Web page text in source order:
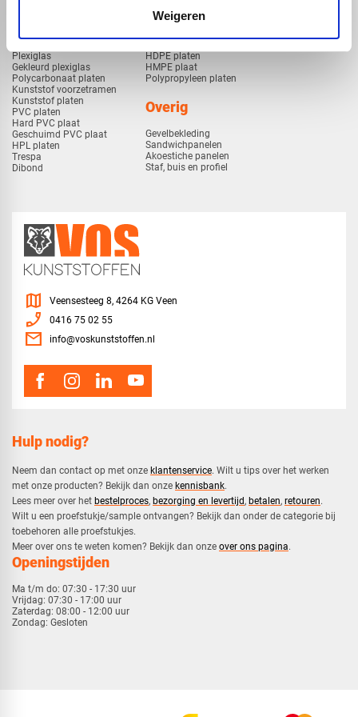
Weigeren
Plexiglas
Gekleurd plexiglas
Polycarbonaat platen
Kunststof voorzetramen
Kunststof platen
PVC platen
Hard PVC plaat
Geschuimd PVC plaat
HPL platen
Trespa
Dibond
HDPE platen
HMPE plaat
Polypropyleen platen
Overig
Gevelbekleding
Sandwichpanelen
Akoestiche panelen
Staf, buis en profiel
Hulp nodig?
Neem dan contact op met onze klantenservice. Wilt u tips over het werken
met onze producten? Bekijk dan onze kennisbank.
​Lees meer over het bestelproces, bezorging en levertijd, betalen, retouren.​
​Wilt u een proefstukje/sample ontvangen? Bekijk dan onder de categorie bij
toebehoren alle proefstukjes.
​​Meer over ons te weten komen? Bekijk dan onze over ons pagina.
Openingstijden
Ma t/m do: 07:30 - 17:30 uur
Vrijdag: 07:30 - 17:00 uur
Zaterdag: 08:00 - 12:00 uur
Zondag: Gesloten
map Veensesteeg 8, 4264 KG Veen
phone_enabled 0416 75 02 55
mail info@voskunststoffen.nl